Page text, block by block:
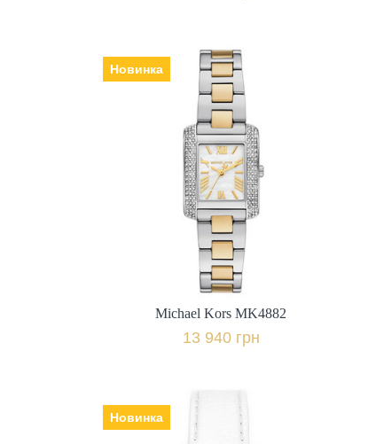
Новинка
Michael Kors MK4882
Виробник: США, Механізм:
кварцеві, Скло: мінеральне,
Ремінець | браслет: сталь,
Гарантія: 24 міс.,
13 940 грн.
+ порівняти
Michael Kors MK4882
13 940 грн
Новинка